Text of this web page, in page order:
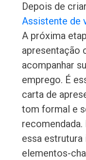
Depois de
Assistente de
A próxima
apresentação
acompanhar
emprego. É
carta de
tom formal e
essa
elementos-